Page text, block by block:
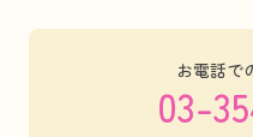
お電話で
03-